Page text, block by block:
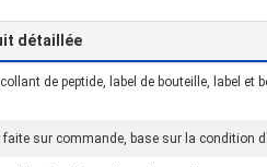
détaillée
de peptide, label de bouteille, label et
faite sur commande, base sur la condition